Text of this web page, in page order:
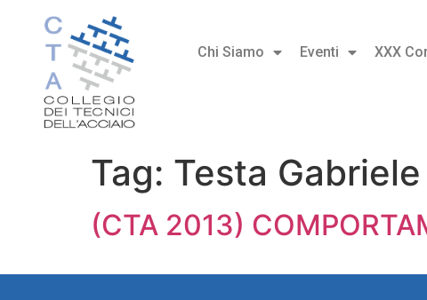
Chi Siamo Eventi XXX
Tag: Testa Gabriele
(CTA 2013)